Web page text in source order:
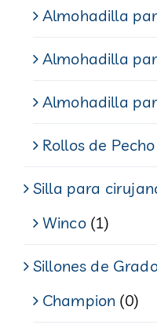
Almohadilla
Almohadilla
Almohadilla
Rollos de Pecho
Silla para
Winco (1)
Sillones de
Champion (0)